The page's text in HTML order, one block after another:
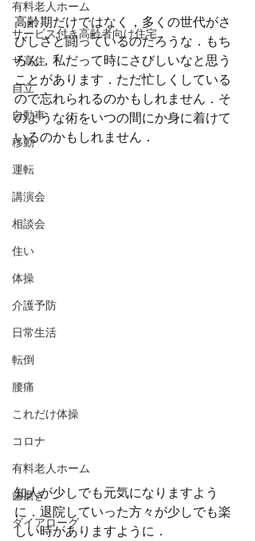
有料老人ホーム
サービス付き高齢者向け住宅
サ高住
自立
自動車
移動
運転
講演会
相談会
住い
体操
介護予防
日常生活
転倒
腰痛
これだけ体操
コロナ
有料老人ホーム
歯磨き
ダイアローグ
高齢期だけではなく，多くの世代がさ
びしさと闘っているのだろうな．もち
ろん，私だって時にさびしいなと思う
ことがあります．ただ忙しくしている
ので忘れられるのかもしれません．そ
のような術をいつの間にか身に着けて
いるのかもしれません．
知人が少しでも元気になりますよう
に．退院していった方々が少しでも楽
しい時がありますように．